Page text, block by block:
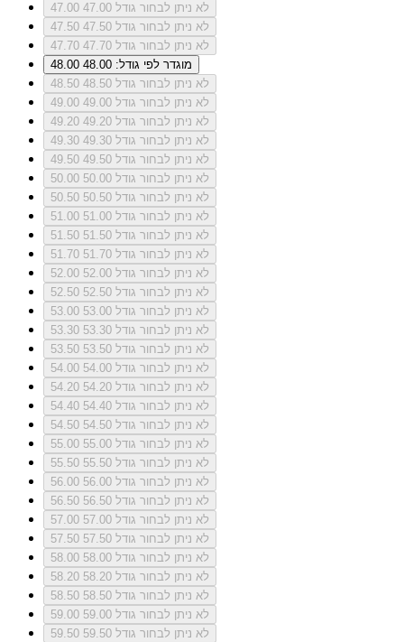
47.00
לא ניתן לבחור גודל 47.00
47.50
לא ניתן לבחור גודל 47.50
47.70
לא ניתן לבחור גודל 47.70
48.00
מוגדר לפי גודל: 48.00
48.50
לא ניתן לבחור גודל 48.50
49.00
לא ניתן לבחור גודל 49.00
49.20
לא ניתן לבחור גודל 49.20
49.30
לא ניתן לבחור גודל 49.30
49.50
לא ניתן לבחור גודל 49.50
50.00
לא ניתן לבחור גודל 50.00
50.50
לא ניתן לבחור גודל 50.50
51.00
לא ניתן לבחור גודל 51.00
51.50
לא ניתן לבחור גודל 51.50
51.70
לא ניתן לבחור גודל 51.70
52.00
לא ניתן לבחור גודל 52.00
52.50
לא ניתן לבחור גודל 52.50
53.00
לא ניתן לבחור גודל 53.00
53.30
לא ניתן לבחור גודל 53.30
53.50
לא ניתן לבחור גודל 53.50
54.00
לא ניתן לבחור גודל 54.00
54.20
לא ניתן לבחור גודל 54.20
54.40
לא ניתן לבחור גודל 54.40
54.50
לא ניתן לבחור גודל 54.50
55.00
לא ניתן לבחור גודל 55.00
55.50
לא ניתן לבחור גודל 55.50
56.00
לא ניתן לבחור גודל 56.00
56.50
לא ניתן לבחור גודל 56.50
57.00
לא ניתן לבחור גודל 57.00
57.50
לא ניתן לבחור גודל 57.50
58.00
לא ניתן לבחור גודל 58.00
58.20
לא ניתן לבחור גודל 58.20
58.50
לא ניתן לבחור גודל 58.50
59.00
לא ניתן לבחור גודל 59.00
59.50
לא ניתן לבחור גודל 59.50